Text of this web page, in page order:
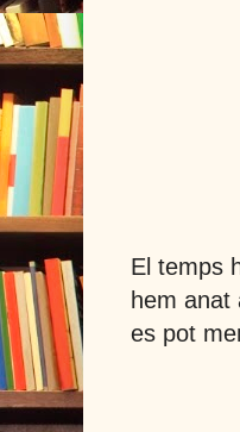
El temps
hem anat
es pot